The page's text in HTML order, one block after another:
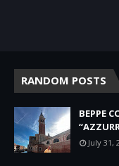
RANDOM POSTS
BEPPE
July 31,